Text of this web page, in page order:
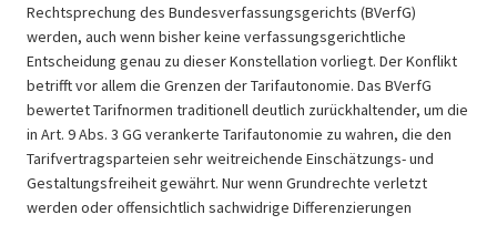
Rechtsprechung des Bundesverfassungsgerichts (BVerfG)
werden, auch wenn bisher keine verfassungsgerichtliche
Entscheidung genau zu dieser Konstellation vorliegt. Der Konflikt
betrifft vor allem die Grenzen der Tarifautonomie. Das BVerfG
bewertet Tarifnormen traditionell deutlich zurückhaltender, um die
in Art. 9 Abs. 3 GG verankerte Tarifautonomie zu wahren, die den
Tarifvertragsparteien sehr weitreichende Einschätzungs- und
Gestaltungsfreiheit gewährt. Nur wenn Grundrechte verletzt
werden oder offensichtlich sachwidrige Differenzierungen